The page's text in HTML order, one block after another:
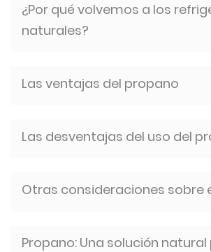
¿Por qué volvemos a los
naturales?
Las ventajas del propano
Las desventajas del uso del
Otras consideraciones sobre
Propano: Una solución